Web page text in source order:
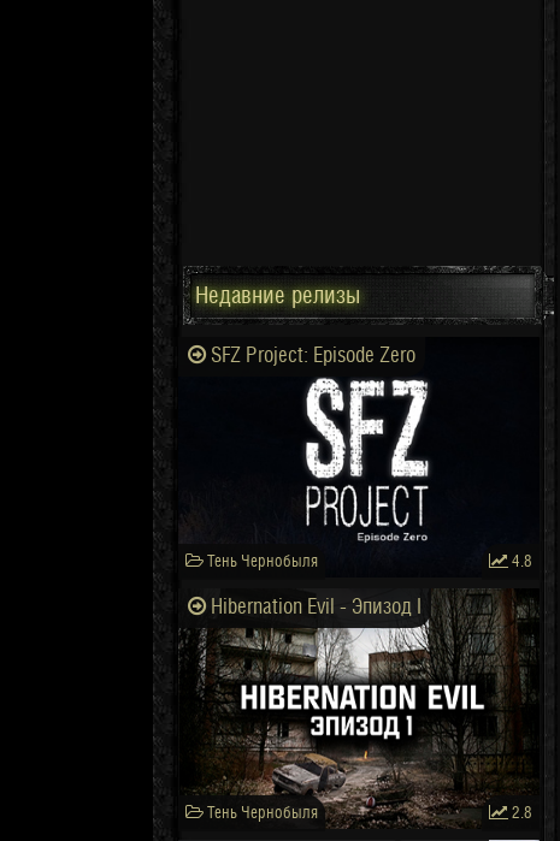
Недавние релизы
SFZ Project: Episode Zero
Тень Чернобыля 4.8
Hibernation Evil - Эпизод I
Тень Чернобыля 2.8